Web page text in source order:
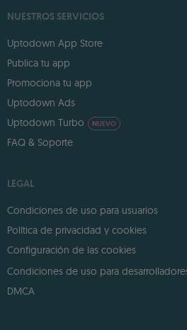
NUESTROS SERVICIOS
Uptodown App Store
Publica tu app
Promociona tu app
Uptodown Ads
Uptodown Turbo
NUEVO
FAQ & Soporte
LEGAL
Condiciones de uso para usuarios
Política de privacidad y cookies
Configuración de las cookies
Condiciones de uso para
DMCA